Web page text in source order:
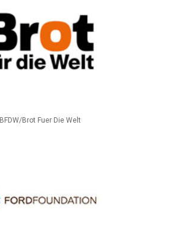
BFDW/Brot Fuer Die Welt